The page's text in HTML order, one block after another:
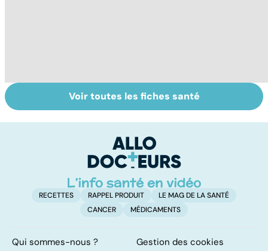
Gynéco : un suivi
pour la vie
Faire du sport à
domicile, c'est
Voir toutes les fiches santé
RECETTES RAPPEL PRODUIT
LE MAG DE LA SANTÉ
CANCER
MÉDICAMENTS
Qui sommes-nous ? Gestion des cookies